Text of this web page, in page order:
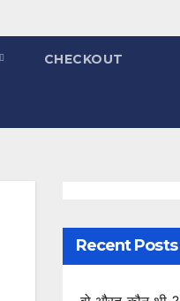
CHECKOUT
Recent Posts